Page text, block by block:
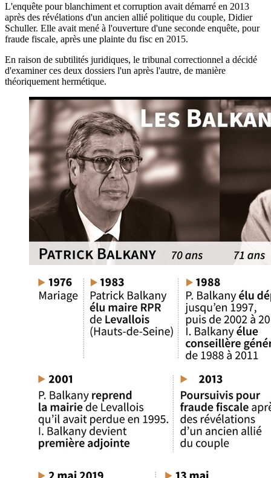
L'enquête pour blanchiment et corruption avait démarré en 2013
après des révélations d'un ancien allié politique du couple, Didier
Schuller. Elle avait mené à l'ouverture d'une seconde enquête, pour
fraude fiscale, après une plainte du fisc en 2015.
En raison de subtilités juridiques, le tribunal correctionnel a décidé
d'examiner ces deux dossiers l'un après l'autre, de manière
théoriquement hermétique.